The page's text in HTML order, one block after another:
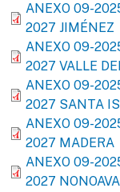
ANEXO 09-
2027 JIMÉNEZ
ANEXO 09-
2027 VALLE
ANEXO 09-
2027 SANTA
ANEXO 09-
2027 MADERA
ANEXO 09-
2027 NONOAVA